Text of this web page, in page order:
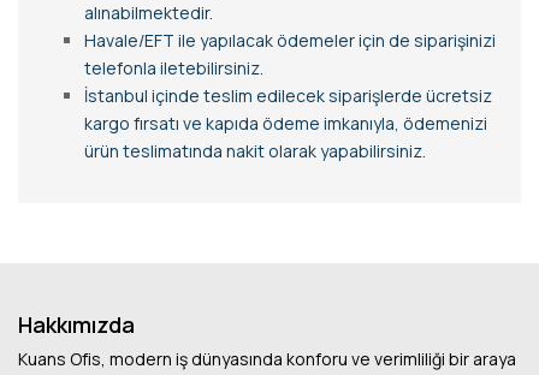
alınabilmektedir.
Havale/EFT ile yapılacak ödemeler için de siparişinizi
telefonla iletebilirsiniz.
İstanbul içinde teslim edilecek siparişlerde ücretsiz
kargo fırsatı ve kapıda ödeme imkanıyla, ödemenizi
ürün teslimatında nakit olarak yapabilirsiniz.
Hakkımızda
Kuans Ofis, modern iş dünyasında konforu ve verimliliği bir araya